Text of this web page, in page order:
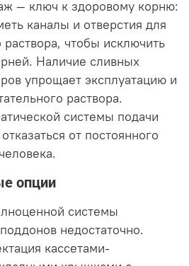
— ключ к здоровому корню:
каналы и отверстия для
чтобы исключить
Наличие сливных
упрощает эксплуатацию и
раствора.
системы подачи
от постоянного
опции
системы
недостаточно.
кассетами-